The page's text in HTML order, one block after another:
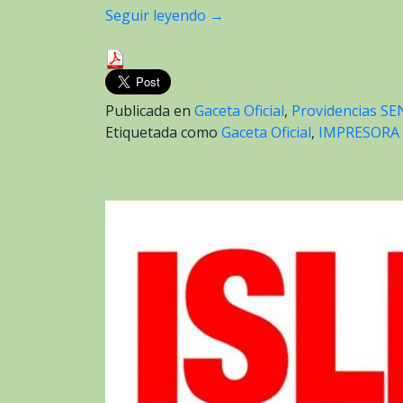
Seguir leyendo →
Publicada en Gaceta Oficial, Providencias
Etiquetada como Gaceta Oficial,